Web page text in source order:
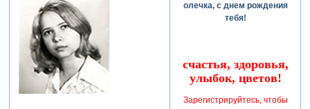
олечка, с днем рождения
тебя!
счастья, здоровья,
улыбок, цветов!
Зарегистрируйтесь, чтобы